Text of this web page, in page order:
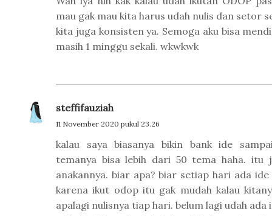
mau gak mau kita harus udah nulis dan setor
kita juga konsisten ya. Semoga aku bisa
masih 1 minggu sekali. wkwkwk
steffifauziah
11 November 2020 pukul 23.26
kalau saya biasanya bikin bank ide
temanya bisa lebih dari 50 tema haha. itu
anakannya. biar apa? biar setiap hari ada
karena ikut odop itu gak mudah kalau
apalagi nulisnya tiap hari. belum lagi udah ada